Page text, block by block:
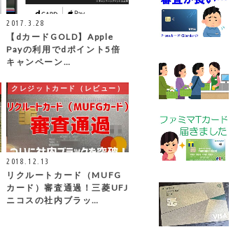
2017.3.28
【dカードGOLD】Apple
Payの利用でdポイント5倍
キャンペーン…
クレジットカード（レビュー）
2018.12.13
リクルートカード（MUFG
カード）審査通過！三菱UFJ
ニコスの社内ブラッ…